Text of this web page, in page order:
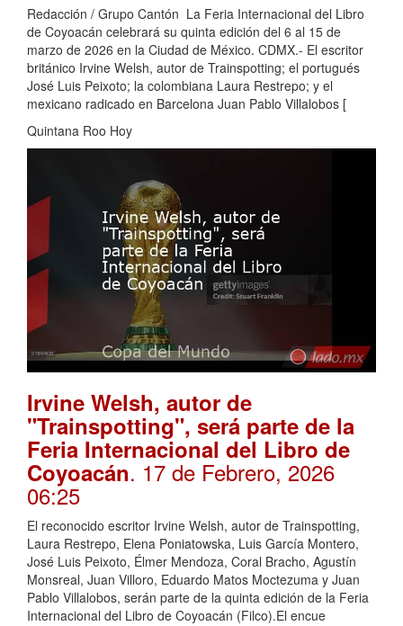
Redacción / Grupo Cantón La Feria Internacional del Libro
de Coyoacán celebrará su quinta edición del 6 al 15 de
marzo de 2026 en la Ciudad de México. CDMX.- El escritor
británico Irvine Welsh, autor de Trainspotting; el portugués
José Luis Peixoto; la colombiana Laura Restrepo; y el
mexicano radicado en Barcelona Juan Pablo Villalobos [
Quintana Roo Hoy
Irvine Welsh, autor de
"Trainspotting", será parte de la
Feria Internacional del Libro de
Coyoacán. 17 de Febrero, 2026
06:25
El reconocido escritor Irvine Welsh, autor de Trainspotting,
Laura Restrepo, Elena Poniatowska, Luis García Montero,
José Luis Peixoto, Élmer Mendoza, Coral Bracho, Agustín
Monsreal, Juan Villoro, Eduardo Matos Moctezuma y Juan
Pablo Villalobos, serán parte de la quinta edición de la Feria
Internacional del Libro de Coyoacán (Filco).El encue